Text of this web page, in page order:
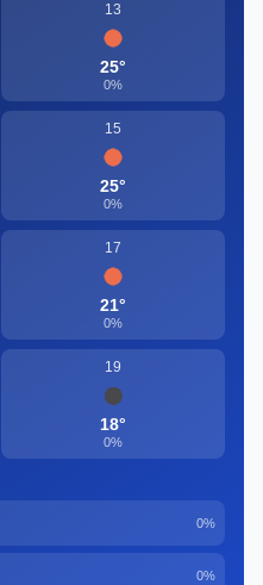
13
25°
0%
15
25°
0%
17
21°
0%
19
18°
0%
0%
0%